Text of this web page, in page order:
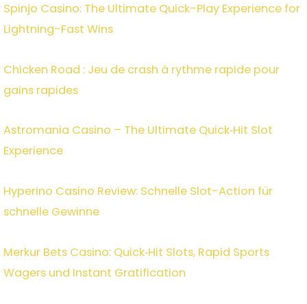
Spinjo Casino: The Ultimate Quick-Play Experience for
Lightning-Fast Wins
Chicken Road : Jeu de crash à rythme rapide pour
gains rapides
Astromania Casino – The Ultimate Quick‑Hit Slot
Experience
Hyperino Casino Review: Schnelle Slot-Action für
schnelle Gewinne
Merkur Bets Casino: Quick‑Hit Slots, Rapid Sports
Wagers und Instant Gratification